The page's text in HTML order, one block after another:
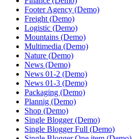
Footer Agency (Demo)
Freight (Demo)
Logistic (Demo)
Mountains (Demo)
Multimedia (Demo)
Nature (Demo)
News (Demo)
News 01-2 (Demo)
News 01-3 (Demo)
Paсkaging (Demo)
Plannig (Demo)
Shop (Demo)
Single Blogger (Demo)
Single Blogger Full (Demo)